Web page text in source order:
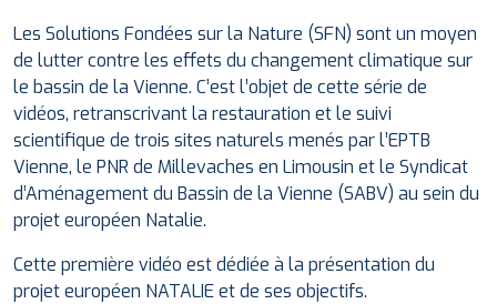
Les Solutions Fondées sur la Nature (SFN) sont un moyen
de lutter contre les effets du changement climatique sur
le bassin de la Vienne. C’est l’objet de cette série de
vidéos, retranscrivant la restauration et le suivi
scientifique de trois sites naturels menés par l’EPTB
Vienne, le PNR de Millevaches en Limousin et le Syndicat
d’Aménagement du Bassin de la Vienne (SABV) au sein du
projet européen Natalie.
Cette première vidéo est dédiée à la présentation du
projet européen NATALIE et de ses objectifs.